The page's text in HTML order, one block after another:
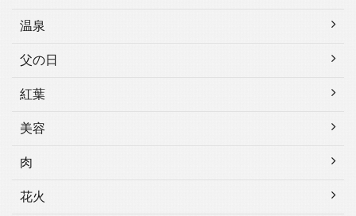
温泉
父の日
紅葉
美容
肉
花火